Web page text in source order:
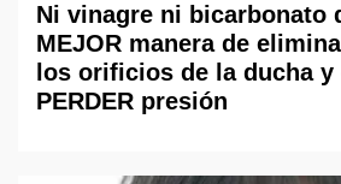
Ni vinagre ni bicarbonato
MEJOR manera de
los orificios de la ducha y
PERDER presión